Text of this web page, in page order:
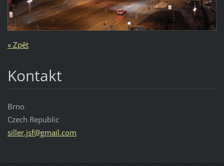
« Zpět
Kontakt
Brno
Czech Republic
siller.jsf@gmail.com